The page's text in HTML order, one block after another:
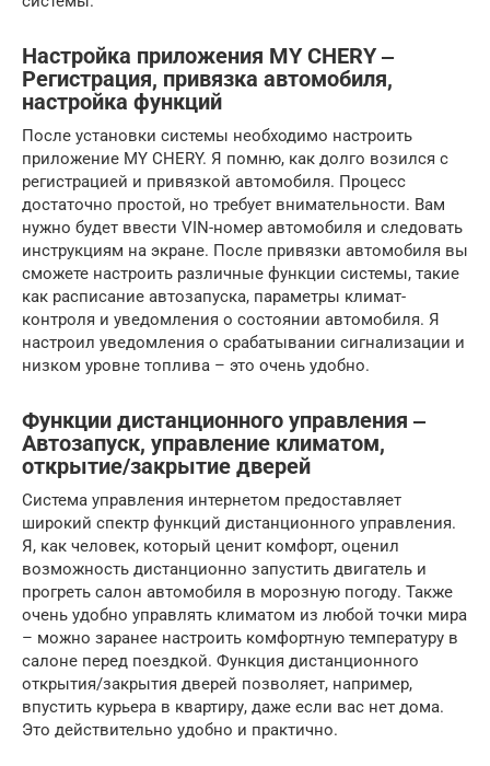
Настройка приложения MY CHERY ‒
Регистрация, привязка автомобиля,
настройка функций
После установки системы необходимо настроить
приложение MY CHERY. Я помню, как долго возился с
регистрацией и привязкой автомобиля. Процесс
достаточно простой, но требует внимательности. Вам
нужно будет ввести VIN-номер автомобиля и следовать
инструкциям на экране. После привязки автомобиля вы
сможете настроить различные функции системы, такие
как расписание автозапуска, параметры климат-
контроля и уведомления о состоянии автомобиля. Я
настроил уведомления о срабатывании сигнализации и
низком уровне топлива – это очень удобно.
Функции дистанционного управления ‒
Автозапуск, управление климатом,
открытие/закрытие дверей
Система управления интернетом предоставляет
широкий спектр функций дистанционного управления.
Я, как человек, который ценит комфорт, оценил
возможность дистанционно запустить двигатель и
прогреть салон автомобиля в морозную погоду. Также
очень удобно управлять климатом из любой точки мира
– можно заранее настроить комфортную температуру в
салоне перед поездкой. Функция дистанционного
открытия/закрытия дверей позволяет, например,
впустить курьера в квартиру, даже если вас нет дома.
Это действительно удобно и практично.